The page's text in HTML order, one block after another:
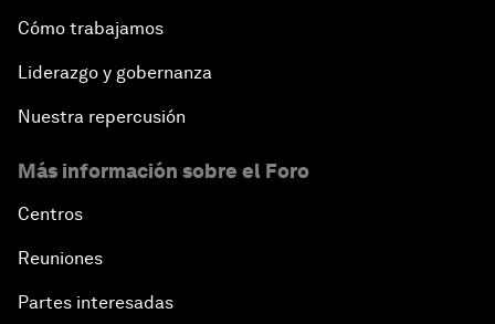
Cómo trabajamos
Liderazgo y gobernanza
Nuestra repercusión
Más información sobre el Foro
Centros
Reuniones
Partes interesadas